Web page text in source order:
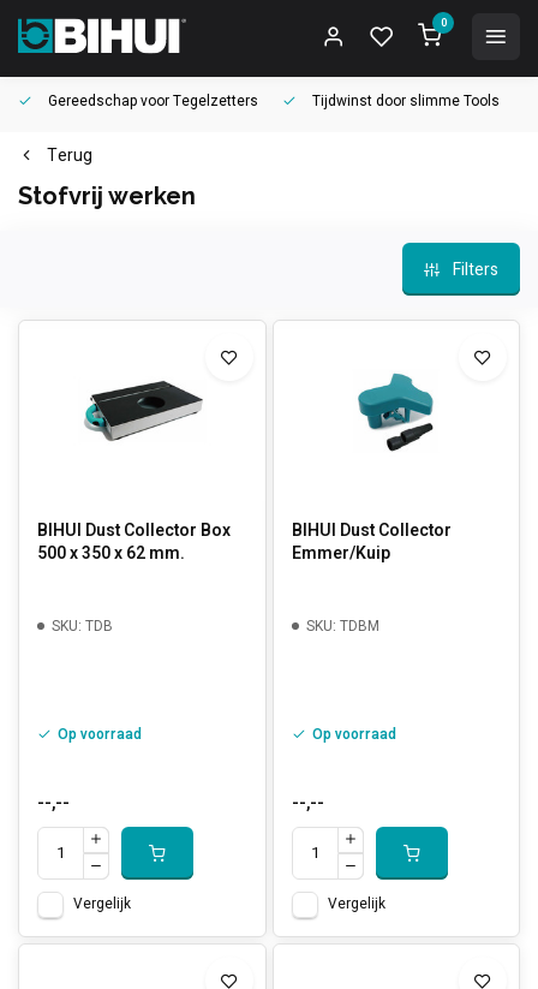
0
Gereedschap voorTegelzetters Tijdwinst door slimme Tools
Terug
Stofvrij werken
Filters
BIHUI Dust Collector Box
500 x 350 x 62 mm.
SKU: TDB
Op voorraad
--,--
Vergelijk
BIHUI Dust Collector
Emmer/Kuip
SKU: TDBM
Op voorraad
--,--
Vergelijk